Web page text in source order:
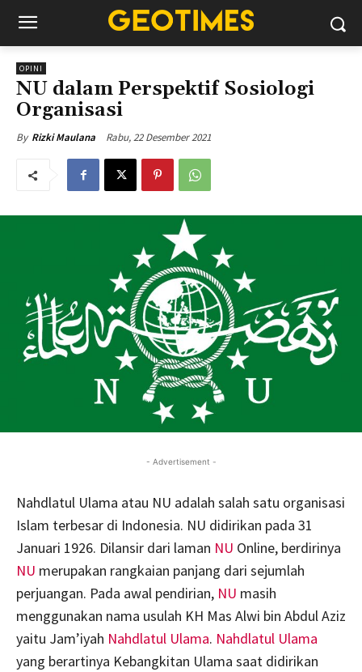
OPINI
NU dalam Perspektif Sosiologi
Organisasi
By Rizki Maulana Rabu, 22 Desember 2021
- Advertisement -
Nahdlatul Ulama atau NU adalah salah satu organisasi
Islam terbesar di Indonesia. NU didirikan pada 31
Januari 1926. Dilansir dari laman NU Online, berdirinya
NU merupakan rangkaian panjang dari sejumlah
perjuangan. Pada awal pendirian, NU masih
menggunakan nama usulah KH Mas Alwi bin Abdul Aziz
yaitu Jam’iyah Nahdlatul Ulama. Nahdlatul Ulama
yang berartinya Kebangkitan Ulama saat didirikan